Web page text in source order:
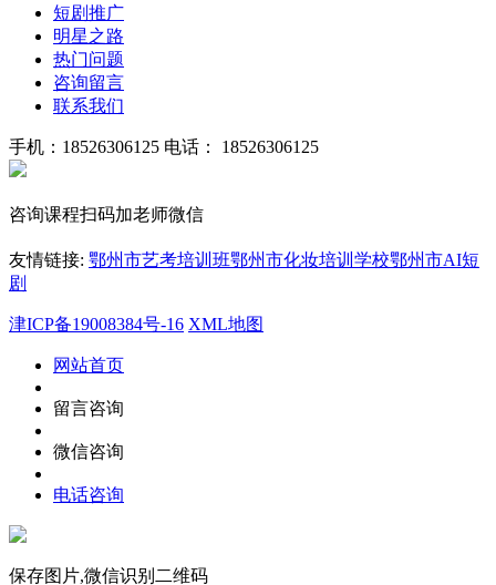
短剧推广
明星之路
热门问题
咨询留言
联系我们
手机：18526306125 电话： 18526306125
咨询课程扫码加老师微信
友情链接: 鄂州市艺考培训班鄂州市化妆培训学校鄂州市AI短
剧
津ICP备19008384号-16 XML地图
网站首页
留言咨询
微信咨询
电话咨询
保存图片,微信识别二维码